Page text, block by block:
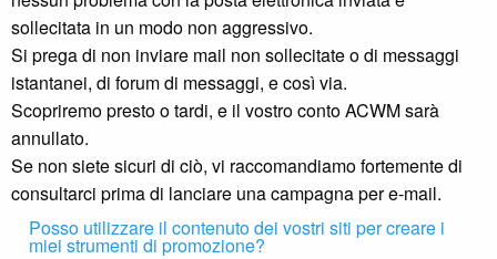
sollecitata in un modo non aggressivo.
Si prega di non inviare mail non sollecitate o di messaggi
istantanei, di forum di messaggi, e così via.
Scopriremo presto o tardi, e il vostro conto ACWM sarà
annullato.
Se non siete sicuri di ciò, vi raccomandiamo fortemente di
consultarci prima di lanciare una campagna per e-mail.
Posso utilizzare il contenuto dei vostri siti per creare i
miei strumenti di promozione?